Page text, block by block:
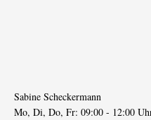
Sabine Scheckermann
Mo, Di, Do, Fr: 09:00 - 12:00